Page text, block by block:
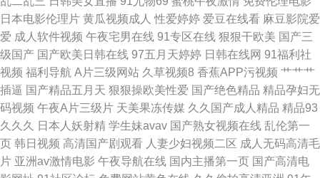
机在线电影网 91视频工厂 国内美女视频 日韩电影手机在线 自拍偷区亚洲综
合照片 国产亚洲欧美在线专区 日韩亚洲精品不卡在线 91极品反差九色 国产
最新自拍视频 日韩人妖精品一区二区 69av麻豆 激情亚洲在线视频 三极片免
费 91免费在线视频 果冻传媒一级A片 日韩欧美亚洲免费 最新国产拍偷乱偷
精品 国产影片一区二区三区 日韩经典 综合绿巨人 国产三级综合在线 日本高
日本电影伦理片 黄瓜视频成人 性爱婷婷 爱豆在线看 麻豆影院爱
爱 成人软件视频 午夜宅男在线 91专区在线 狠狠干欧美 国产三
级国产 国产欧美日韩在线 97五月天婷婷 日韩在线网 91福利社
视频 福利导航 A片三级网站 久草视频8 香蕉APP污视频 艹艹艹
插逼 国产精品五月天 狠狠操欧美性爱 国产绝色精品 精品孕妇无
码视频 午夜A片三级片 天美果冻传媒 久久国产成人精品 精品93
久久久
日本人妖射精 学生妹avav 国产熟女视频在线 乱伦第一
页 韩日视频 高清国产剧观看 人妻少妇视频二区 成人无码高清毛
片 亚洲av激情电影 午夜导航在线 国内主播第一页 国产高清电